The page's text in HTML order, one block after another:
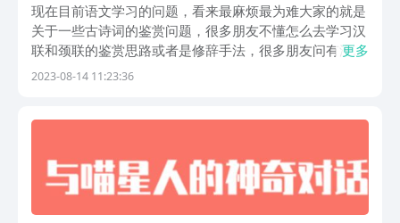
现在目前语文学习的问题，看来最麻烦最为难大家的就是
关于一些古诗词的鉴赏问题，很多朋友不懂怎么去学习汉
联和颈联的鉴赏思路或者是修辞手法，很多朋友问有没有
可以辅助学习诗歌的APP，那么古诗词翻译软件哪个好
的...
更多
2023-08-14 11:23:36